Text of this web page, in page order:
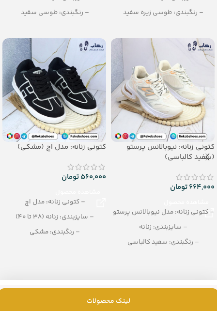
– رنگبندی: طوسی زیره سفید
– رنگبندی: طوسی سفید
کتونی زنانه: نیوبالانس پرستو
(سفید کالباسی)
664,000تومان
– کتونی زنانه: مدل نیوبالانس پرستو
– سایزبندی: زنانه
– رنگبندی: سفید کالباسی
کتونی زنانه: مدل اچ (مشکی)
560,000تومان
– کتونی زنانه: مدل اچ
– سایزبندی: زنانه (38 تا 40)
– رنگبندی: مشکی
لینک محصولات